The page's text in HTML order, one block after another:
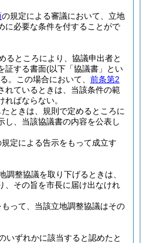
の規定による審議において、立地
に必要な条件を付することがで
るところにより、協議申出者と
証する書面(以下「協議書」とい
。 この場合において、 前条第2
れているときは、当該条件の範
ばならない。
ときは、規則で定めるところに
し、当該協議書の内容を公表し
規定による告示をもって成立す
調整協議を取り下げるときは、
、その旨を市長に届け出なけれ
って、当該立地調整協議はその
いずれかに該当すると認めたと